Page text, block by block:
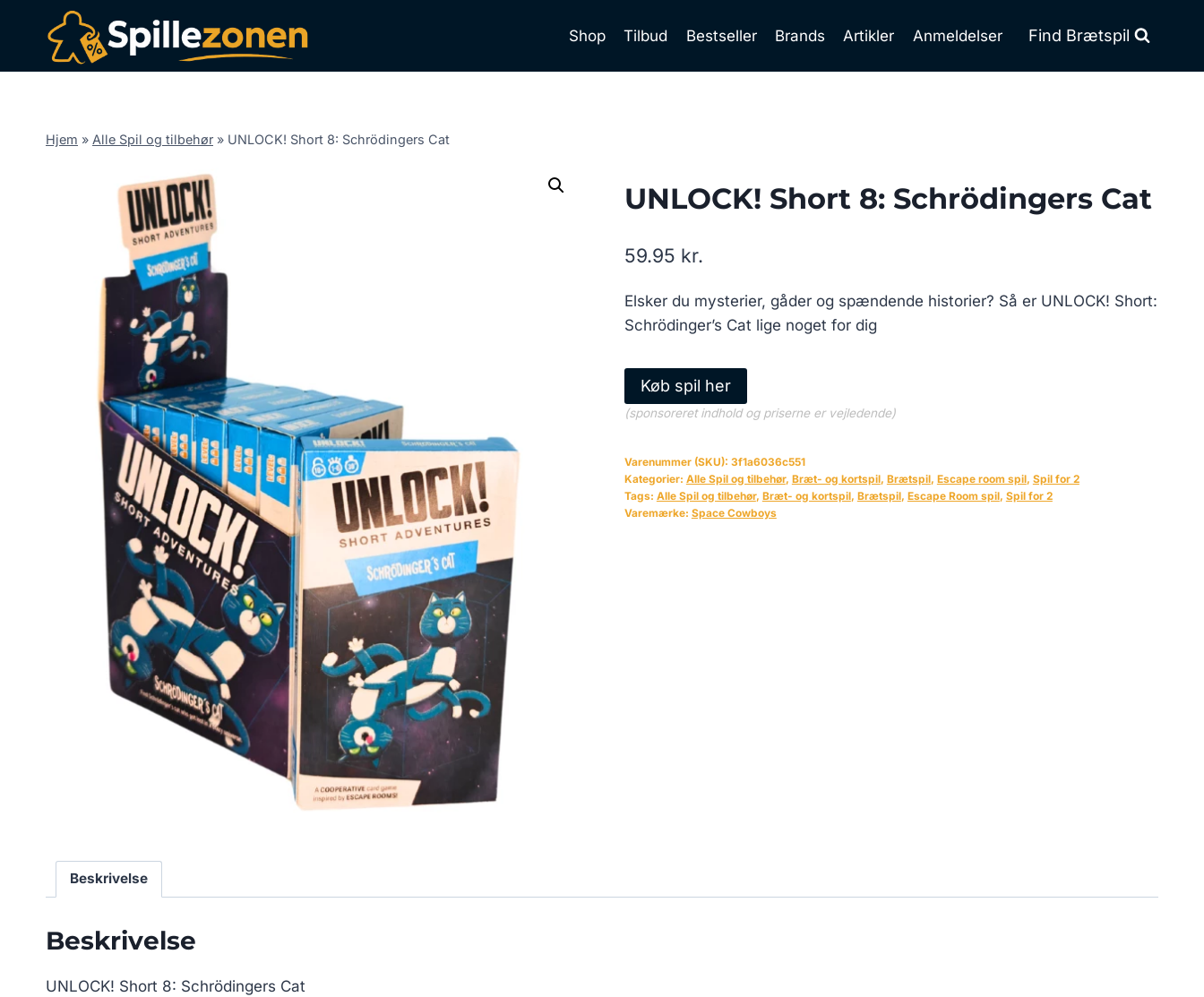
Shop Tilbud Bestseller Brands Artikler Anmeldelser Find Brætspil
Hjem » Alle Spil og tilbehør » UNLOCK! Short 8: Schrödingers Cat
UNLOCK! Short 8: Schrödingers Cat
59.95 kr.
Elsker du mysterier, gåder og spændende historier? Så er UNLOCK! Short:
Schrödinger’s Cat lige noget for dig
Køb spil her
(sponsoreret indhold og priserne er vejledende)
Varenummer (SKU): 3f1a6036c551
Kategorier: Alle Spil og tilbehør, Bræt- og kortspil, Brætspil, Escape room spil, Spil for 2
Tags: Alle Spil og tilbehør, Bræt- og kortspil, Brætspil, Escape Room spil, Spil for 2
Varemærke: Space Cowboys
Beskrivelse
Beskrivelse
UNLOCK! Short 8: Schrödingers Cat